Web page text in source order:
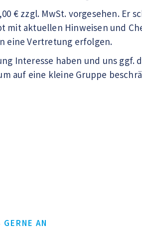
€ zzgl. MwSt. vorgesehen. Er
mit aktuellen Hinweisen und
eine Vertretung erfolgen.
Interesse haben und uns ggf.
auf eine kleine Gruppe
AN